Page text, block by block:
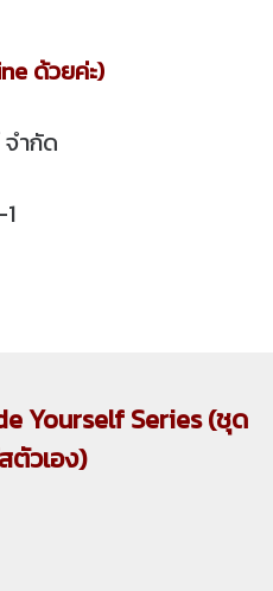
ด้วยค่ะ)
ำกัด
Yourself Series (ชุด
ตัวเอง)